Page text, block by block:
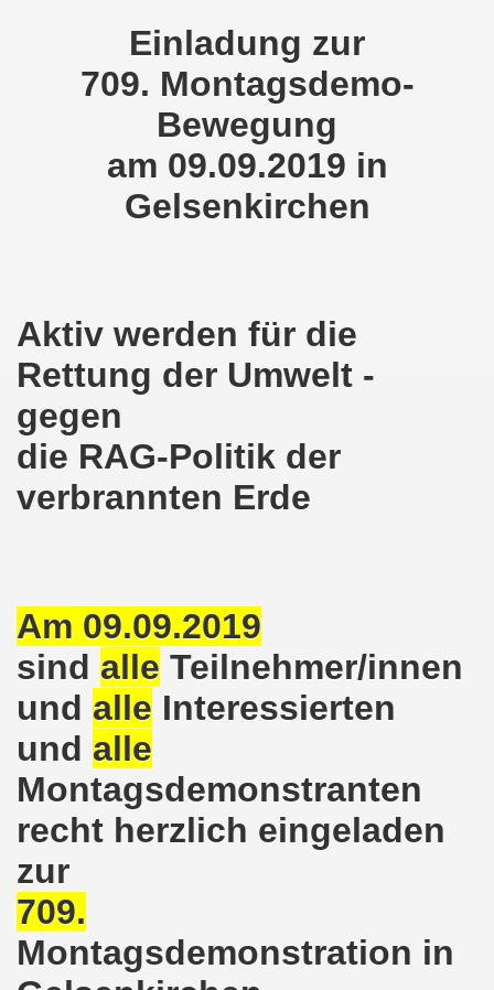
Einladung zur
709. Montagsdemo-
Bewegung
am 09.09.2019 in
Gelsenkirchen
Aktiv werden für die
Rettung der Umwelt -
gegen
die RAG-Politik der
verbrannten Erde
Am 09.09.2019
sind alle Teilnehmer/innen
und alle Interessierten
und alle
Montagsdemonstranten
recht herzlich eingeladen
zur
709.
Montagsdemonstration in
ruft auf am 22.08.2022 zum Protest und
Montagsdemo-Bewegung: Stärken wir
feierte am 11.07.2022 das 750. Jubiläum der
751. Gelsenkirchener Montagsdemo-Bewegung auf
Montagsdemo-Bewegung am 23.05.2022 - stärken wir
mich aktiv am 01.05.2022 im Zeichen des Kampfes
gleichermaßen bekämpfen am 28.03.2022 auf
Montagsdemo-Bewegung - stärken wir
am 28.02.2022 - breiter Protest und breiter
ruft auf am 28.02.2022 zum Tag des
Bewegung am 14. Februar 2022 in der Innenstadt
der 740. Gelsenkirchener Montagsdemo-Bewegung
macht im neuen Jahr 2022 am 10.01.2022
am 13.12.2021 nimmt Ampel-Koalition unter
am 06.12.2021 in Halle an der Saale Contra
Bewegung am 08.11.2021 im Zeichen des Kampfs zur